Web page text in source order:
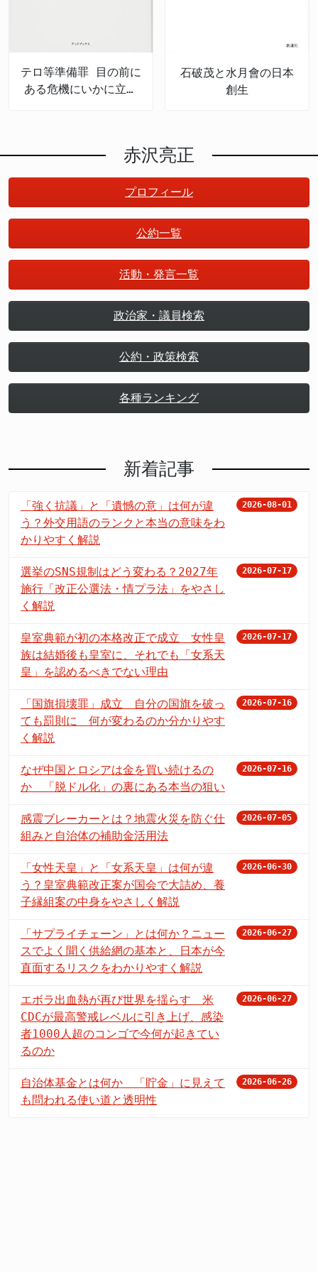
テロ等準備罪 目の前に
ある危機にいかに立ち
石破茂と水月會の日本
創生
赤沢亮正
プロフィール
公約一覧
活動・発言一覧
政治家・議員検索
公約・政策検索
各種ランキング
新着記事
「強く抗議」と「遺憾の意」は何が違
う？外交用語のランクと本当の意味をわ
かりやすく解説
2026-08-01
選挙のSNS規制はどう変わる？2027年
施行「改正公選法・情プラ法」をやさし
く解説
2026-07-17
皇室典範が初の本格改正で成立 女性皇
族は結婚後も皇室に、それでも「女系天
皇」を認めるべきでない理由
2026-07-17
「国旗損壊罪」成立 自分の国旗を破っ
ても罰則に 何が変わるのか分かりやす
く解説
2026-07-16
なぜ中国とロシアは金を買い続けるの
か 「脱ドル化」の裏にある本当の狙い
2026-07-16
感震ブレーカーとは？地震火災を防ぐ仕
組みと自治体の補助金活用法
2026-07-05
「女性天皇」と「女系天皇」は何が違
う？皇室典範改正案が国会で大詰め、養
子縁組案の中身をやさしく解説
2026-06-30
「サプライチェーン」とは何か？ニュー
スでよく聞く供給網の基本と、日本が今
直面するリスクをわかりやすく解説
2026-06-27
エボラ出血熱が再び世界を揺らす 米
CDCが最高警戒レベルに引き上げ、感染
者1000人超のコンゴで今何が起きてい
るのか
2026-06-27
自治体基金とは何か 「貯金」に見えて
も問われる使い道と透明性
2026-06-26